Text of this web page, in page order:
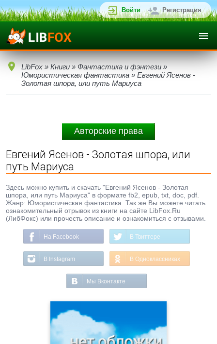
Войти Регистрация
LibFox » Книги » Фантастика и фэнтези »
Юмористическая фантастика » Евгений Ясенов -
Золотая шпора, или путь Мариуса
Авторские права
Евгений Ясенов - Золотая шпора, или
путь Мариуса
Здесь можно купить и скачать "Евгений Ясенов - Золотая
шпора, или путь Мариуса" в формате fb2, epub, txt, doc, pdf.
Жанр: Юмористическая фантастика. Так же Вы можете читать
ознакомительный отрывок из книги на сайте LibFox.Ru
(ЛибФокс) или прочесть описание и ознакомиться с отзывами.
На Facebook В Твиттере
В Instagram В Одноклассниках
Мы Вконтакте